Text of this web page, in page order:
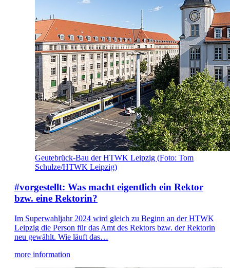
Geutebrück-Bau der HTWK Leipzig (Foto: Tom
Schulze/HTWK Leipzig)
#vorgestellt: Was macht eigentlich ein Rektor
bzw. eine Rektorin?
Im Superwahljahr 2024 wird gleich zu Beginn an der HTWK
Leipzig die Person für das Amt des Rektors bzw. der Rektorin
neu gewählt. Wie läuft das…
more information